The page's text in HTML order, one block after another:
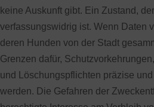
keine Auskunft gibt. Ein Zustand,
verfassungswidrig ist. Wenn Daten
deren Hunden von der Stadt
Grenzen dafür,
und Löschungspflichten präzise
werden. Die Gefahren der